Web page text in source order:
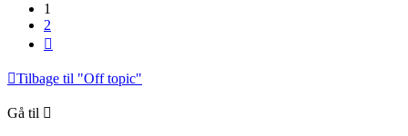
1
2
Tilbage til "Off topic"
Gå til